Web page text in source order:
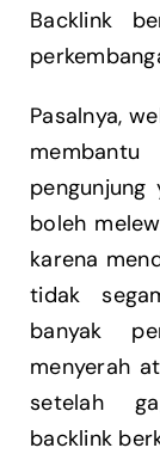
Backlink
Pasalnya,
boleh
karena
tidak
banyak
menyerah
setelah
backlink